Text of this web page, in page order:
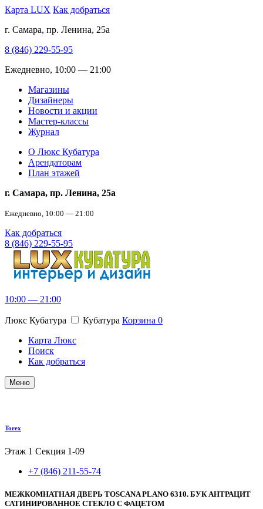
Карта LUX Как добраться
г. Самара, пр. Ленина, 25а
8 (846) 229-55-95
Ежедневно, 10:00 — 21:00
Магазины
Дизайнеры
Новости и акции
Мастер-классы
Журнал
О Люкс Кубатура
Арендаторам
План этажей
г. Самара, пр. Ленина, 25а
Ежедневно, 10:00 — 21:00
Как добраться
8 (846) 229-55-95
10:00 — 21:00
Люкс Кубатура Кубатура Корзина 0
Карта Люкс
Поиск
Как добраться
Меню
Torex
Этаж 1 Секция 1-09
+7 (846) 211-55-74
МЕЖКОМНАТНАЯ ДВЕРЬ TOSCANA PLANO 6310. БУК АНТРАЦИТ
САТИНИРОВАННОЕ СТЕКЛО С ФАЦЕТОМ